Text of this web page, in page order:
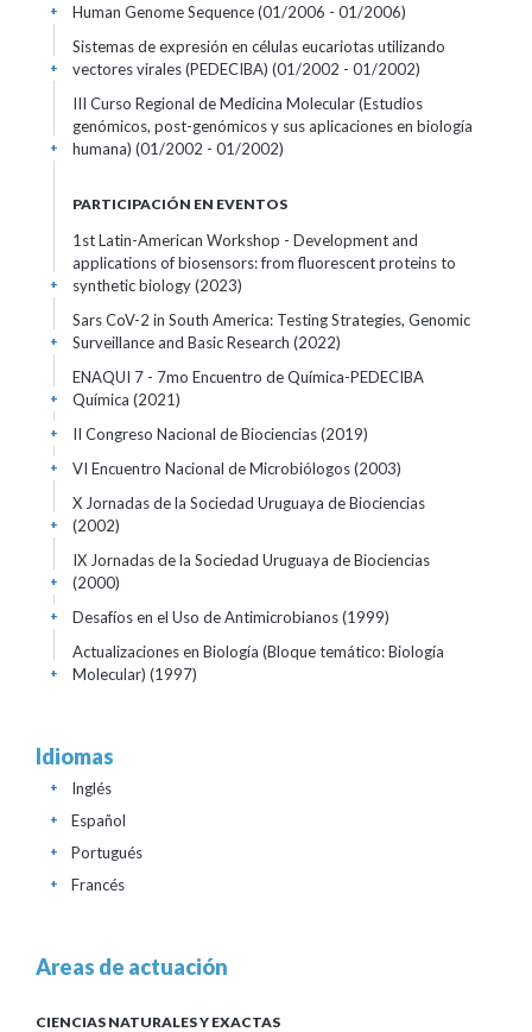
Human Genome Sequence(01/2006 - 01/2006)
+
Sistemas de expresión en células eucariotas utilizando
vectores virales (PEDECIBA) (01/2002 - 01/2002)
+
III Curso Regional de Medicina Molecular (Estudios
genómicos, post-genómicos y sus aplicaciones en biología
humana) (01/2002 - 01/2002)
+
PARTICIPACIÓN EN EVENTOS
1st Latin-American Workshop - Development and
applications of biosensors: from fluorescent proteins to
synthetic biology(2023)
+
Sars CoV-2 in South America: Testing Strategies, Genomic
Surveillance and Basic Research (2022)
+
ENAQUI 7 - 7mo Encuentro de Química-PEDECIBA
Química (2021)
+
II Congreso Nacional de Biociencias(2019)
+
VI Encuentro Nacional de Microbiólogos(2003)
+
X Jornadas de la Sociedad Uruguaya de Biociencias
(2002)
+
IX Jornadas de la Sociedad Uruguaya de Biociencias
(2000)
+
Desafíos en el Uso de Antimicrobianos(1999)
+
Actualizaciones en Biología (Bloque temático: Biología
Molecular) (1997)
+
Idiomas
Inglés
+
Español
+
Portugués
+
Francés
+
Areas de actuación
CIENCIAS NATURALES Y EXACTAS